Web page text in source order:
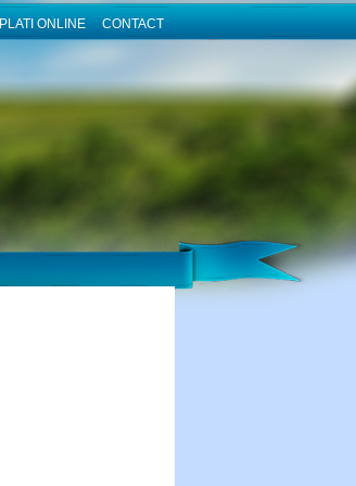
PLATI ONLINE CONTACT